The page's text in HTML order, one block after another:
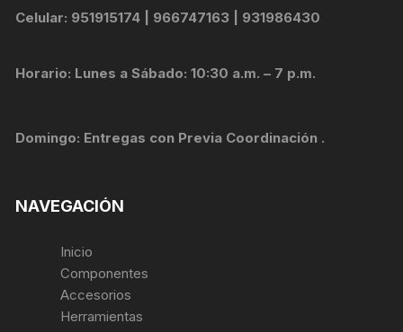
Celular: 951915174 | 966747163 | 931986430
Horario: Lunes a Sábado: 10:30 a.m. – 7 p.m.
Domingo: Entregas con Previa Coordinación .
NAVEGACIÓN
Inicio
Componentes
Accesorios
Herramientas